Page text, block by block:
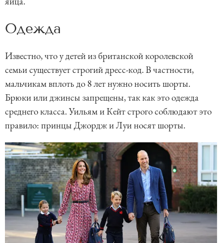
Одежда
Известно, что у детей из британской королевской
семьи существует строгий дресс-код. В частности,
мальчикам вплоть до 8 лет нужно носить шорты.
Брюки или джинсы запрещены, так как это одежда
среднего класса. Уильям и Кейт строго соблюдают это
правило: принцы Джордж и Луи носят шорты.